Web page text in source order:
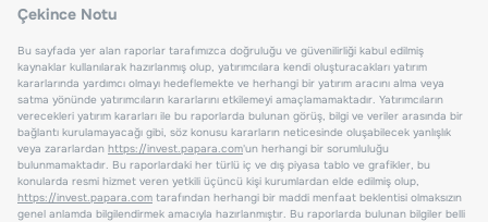
Çekince Notu
Bu sayfada yer alan raporlar tarafımızca doğruluğu ve güvenilirliği kabul edilmiş
kaynaklar kullanılarak hazırlanmış olup, yatırımcılara kendi oluşturacakları yatırım
kararlarında yardımcı olmayı hedeflemekte ve herhangi bir yatırım aracını alma veya
satma yönünde yatırımcıların kararlarını etkilemeyi amaçlamamaktadır. Yatırımcıların
verecekleri yatırım kararları ile bu raporlarda bulunan görüş, bilgi ve veriler arasında bir
bağlantı kurulamayacağı gibi, söz konusu kararların neticesinde oluşabilecek yanlışlık
veya zararlardan https://invest.papara.com'un herhangi bir sorumluluğu
bulunmamaktadır. Bu raporlardaki her türlü iç ve dış piyasa tablo ve grafikler, bu
konularda resmi hizmet veren yetkili üçüncü kişi kurumlardan elde edilmiş olup,
https://invest.papara.com tarafından herhangi bir maddi menfaat beklentisi olmaksızın
genel anlamda bilgilendirmek amacıyla hazırlanmıştır. Bu raporlarda bulunan bilgiler belli